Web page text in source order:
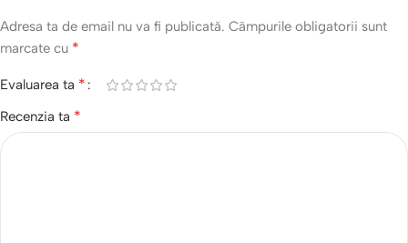
Adresa ta de email nu va fi publicată. Câmpurile obligatorii sunt
marcate cu *
Evaluarea ta *
Recenzia ta *